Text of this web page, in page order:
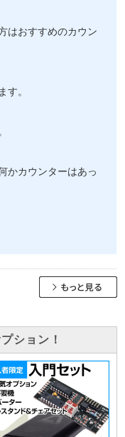
はおすすめのカウン
す。
かカウンターはあっ
ション！